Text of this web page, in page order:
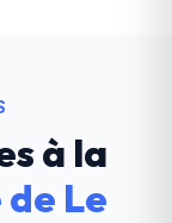
à la
de Le